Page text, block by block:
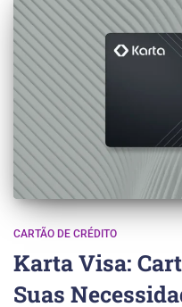
CARTÃO DE CRÉDITO
Karta Visa:
Suas